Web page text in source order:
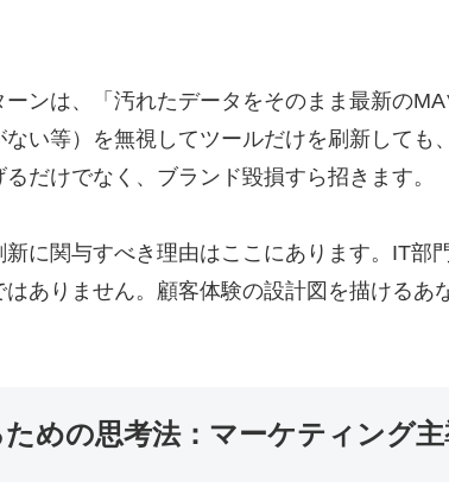
ンは、「汚れたデータをそのまま最新の
い等）を無視してツールだけを刷新して
だけでなく、ブランド毀損すら招きます。
に関与すべき理由はここにあります。IT
ありません。顧客体験の設計図を描ける
めの思考法：マーケティング